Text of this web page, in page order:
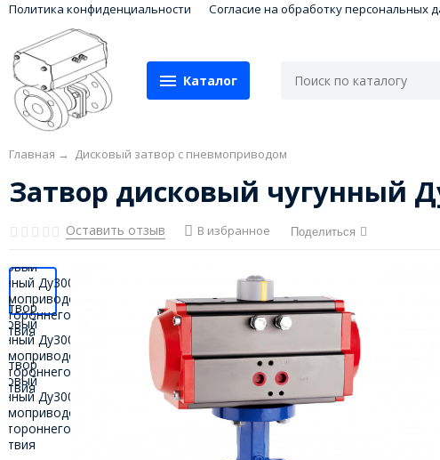
Политика конфиденциальности Согласие на обработку персональных
Каталог
Главная → Дисковый затвор с пневмоприводом
Затвор дисковый чугунный
Оставить отзыв В избранное Поделиться